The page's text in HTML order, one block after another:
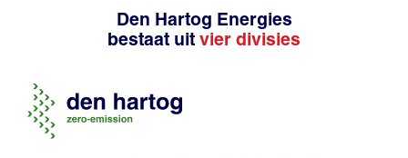
Den Hartog Energies
bestaat uit vier divisies